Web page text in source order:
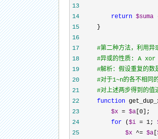
13
14
return $suma
15
16
17
#第二种方法，利用异
18
#异或的性质: A
19
#解析：假设重复的
20
#对于1~n的各不相同
21
#对上述两步得到
22
function
23
$x = $a [0
24
for ($i = 1;
25
$x ^= $a